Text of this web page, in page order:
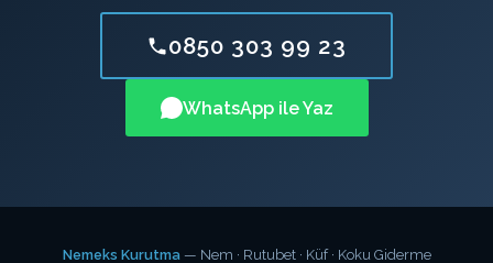
0850 303 99 23
WhatsApp ile Yaz
Nemeks Kurutma— Nem · Rutubet · Küf · Koku Giderme